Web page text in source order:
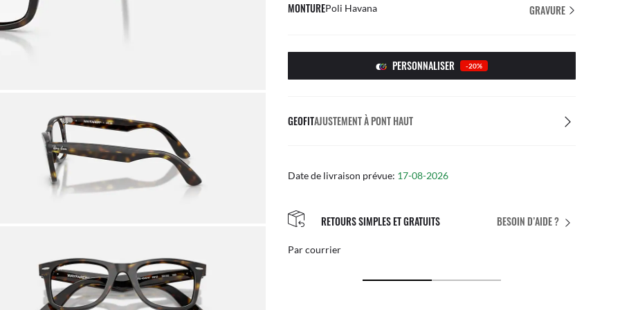
MONTUREPoli Havana GRAVURE
PERSONNALISER -20%
GEOFITAJUSTEMENT À PONT HAUT
Date de livraison prévue: 17-08-2026
BESOIN D’AIDE ?
L’AJUSTEMENT PARFAIT
Ajustements personnalisés gratuits